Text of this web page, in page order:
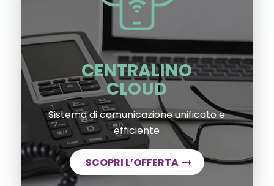
CENTRALINO
CLOUD
Sistema di comunicazione unificato e
efficiente
SCOPRI L’OFFERTA